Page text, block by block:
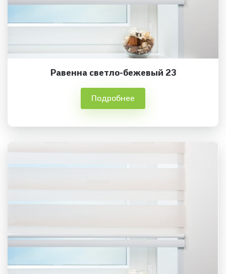
Равенна светло-бежевый 23
Подробнее